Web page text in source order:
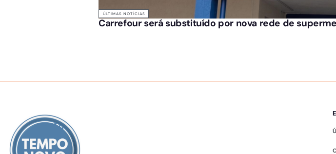
ÚLTIMAS NOTÍCIAS
Carrefour será substituído por nova rede de